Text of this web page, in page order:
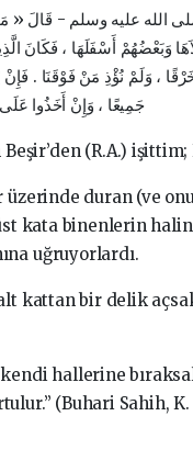
عليه وسلم - قَالَ «
وَبَعْضُهُمْ أَسْفَلَهَا ، فَكَانَ
، وَلَمْ نُؤْذِ مَنْ فَوْقَنَا . فَإِنْ
جَمِيعًا ، وَإِنْ أَخَذُوا
(R.A.)
üzerinde duran (ve
kata binenlerin
uğruyorlardı.
kattan bir delik
hallerine
(Buhari Sahih,